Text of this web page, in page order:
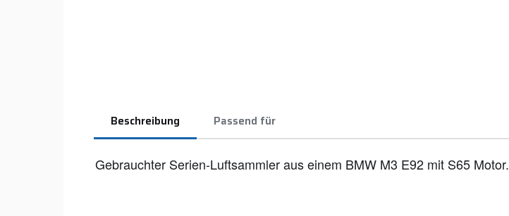
Beschreibung Passend für
Gebrauchter Serien-Luftsammler aus einem BMW M3 E92 mit S65 Motor.